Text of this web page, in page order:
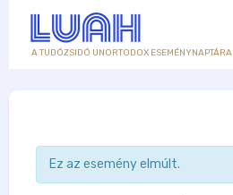
A TUDÓZSIDÓ UNORTODOX ESEMÉNYNAPTÁRA
Ez az esemény elmúlt.